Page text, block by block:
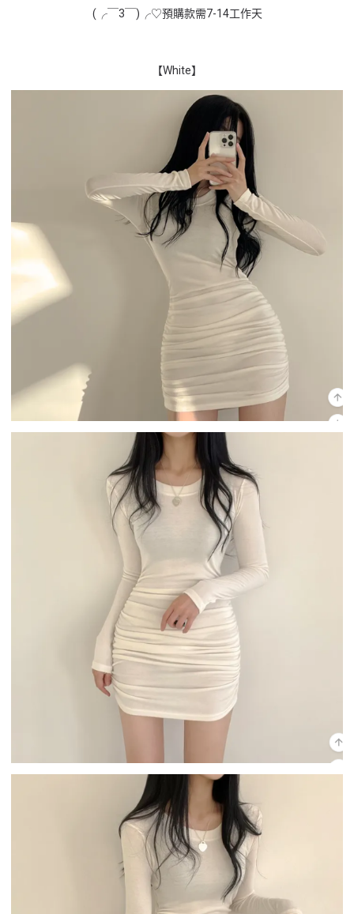
(╭￣3￣)╭♡預購款需7-14工作天
【White】